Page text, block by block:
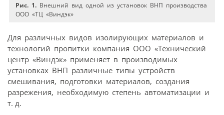
Рис. 1. Внешний вид одной из установок ВНП производства
ООО «ТЦ «Виндэк»
Для различных видов изолирующих материалов и
технологий пропитки компания ООО «Технический
центр «Виндэк» применяет в производимых
установках ВНП различные типы устройств
смешивания, подготовки материалов, создания
разрежения, необходимую степень автоматизации и
т. д.